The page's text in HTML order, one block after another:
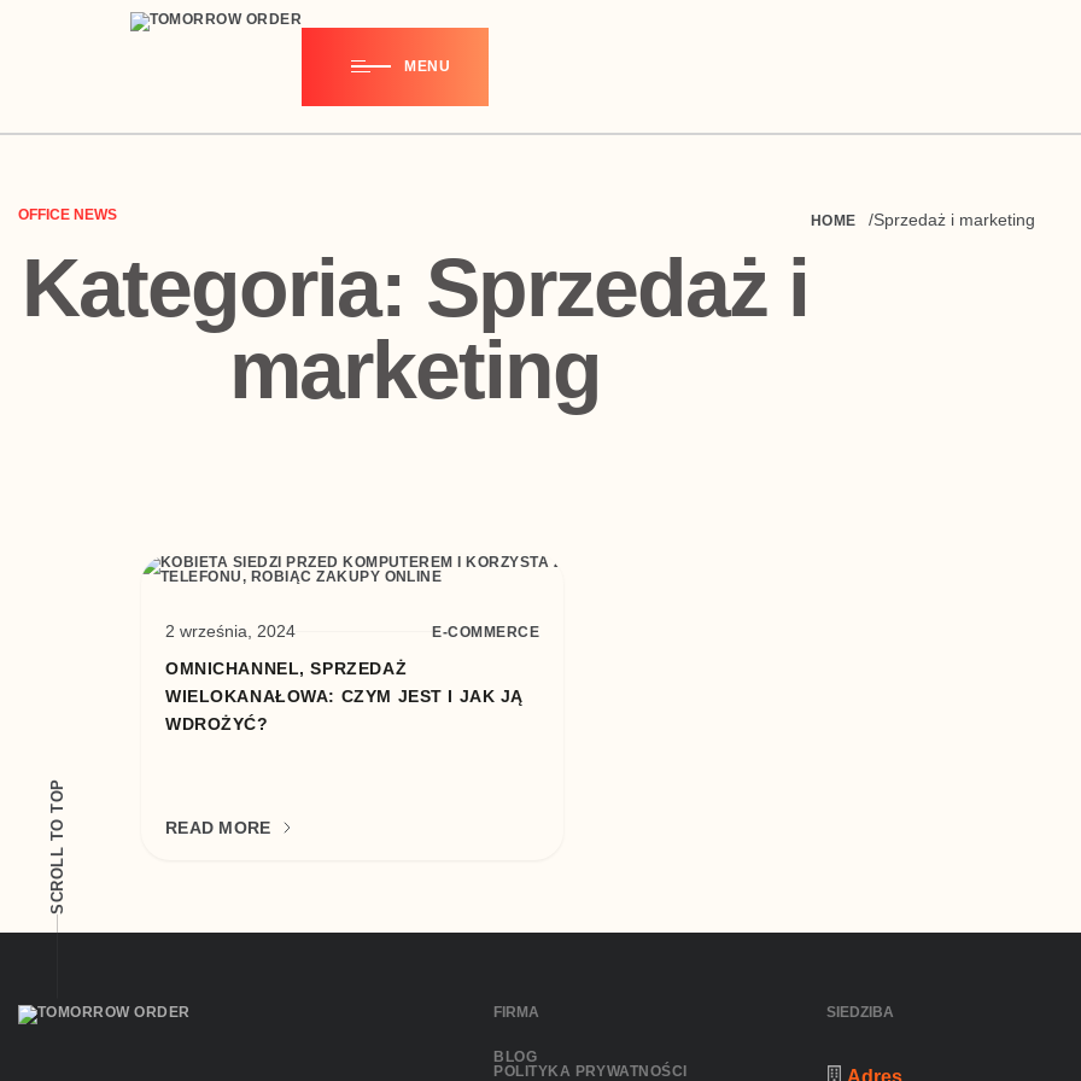
MENU
SCROLL TO TOP
OFFICE NEWS
Kategoria: Sprzedaż i
marketing
HOME Sprzedaż i marketing
2 września, 2024 E-COMMERCE
OMNICHANNEL, SPRZEDAŻ
WIELOKANAŁOWA: CZYM JEST I JAK JĄ
WDROŻYĆ?
READ MORE
FIRMA
BLOG
POLITYKA PRYWATNOŚCI
SIEDZIBA
Adres